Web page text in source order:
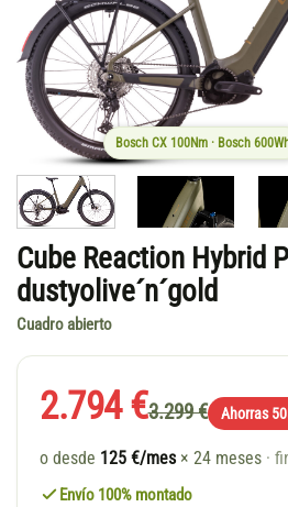
Bosch CX 100Nm · Bosch
Cube Reaction Hybrid
dustyolive´n´gold
Cuadro abierto
2.794 €3.299 € Ahorras
o desde 125 €/mes × 24 meses ·
Envío 100% montado